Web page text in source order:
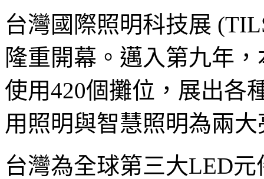
台灣國際照明科技展
隆重開幕。邁入第九年
使用420個攤位，展出各
用照明與智慧照明為兩
台灣為全球第三大LED